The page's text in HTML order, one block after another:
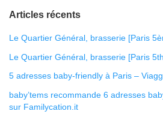
Articles récents
Le Quartier Général, brasserie [Paris
Le Quartier Général, brasserie [Paris
5 adresses baby-friendly à Paris –
baby’tems recommande 6 adresses
sur Familycation.it